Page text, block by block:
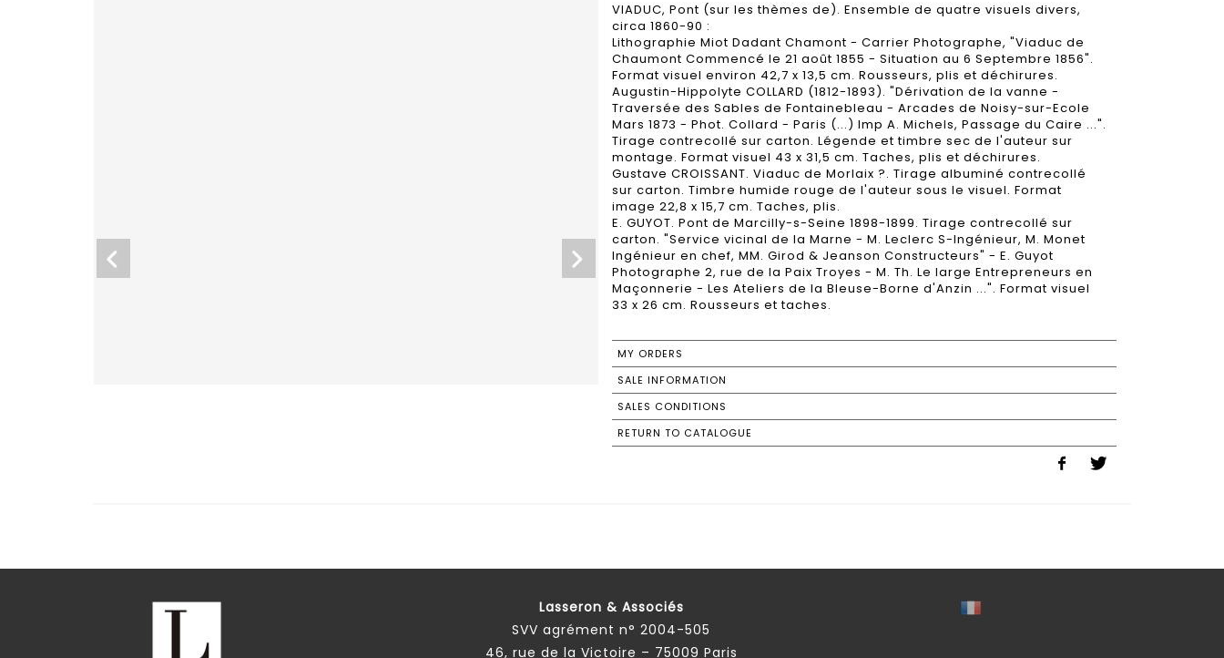
VIADUC, Pont (sur les thèmes de). Ensemble de quatre visuels divers,
circa 1860-90 :
Lithographie Miot Dadant Chamont - Carrier Photographe, "Viaduc de
Chaumont Commencé le 21 août 1855 - Situation au 6 Septembre 1856".
Format visuel environ 42,7 x 13,5 cm. Rousseurs, plis et déchirures.
Augustin-Hippolyte COLLARD (1812-1893). "Dérivation de la vanne -
Traversée des Sables de Fontainebleau - Arcades de Noisy-sur-Ecole
Mars 1873 - Phot. Collard - Paris (...) Imp A. Michels, Passage du Caire ...".
Tirage contrecollé sur carton. Légende et timbre sec de l'auteur sur
montage. Format visuel 43 x 31,5 cm. Taches, plis et déchirures.
Gustave CROISSANT. Viaduc de Morlaix ?. Tirage albuminé contrecollé
sur carton. Timbre humide rouge de l'auteur sous le visuel. Format
image 22,8 x 15,7 cm. Taches, plis.
E. GUYOT. Pont de Marcilly-s-Seine 1898-1899. Tirage contrecollé sur
carton. "Service vicinal de la Marne - M. Leclerc S-Ingénieur, M. Monet
Ingénieur en chef, MM. Girod & Jeanson Constructeurs" - E. Guyot
Photographe 2, rue de la Paix Troyes - M. Th. Le large Entrepreneurs en
Maçonnerie - Les Ateliers de la Bleuse-Borne d'Anzin ...". Format visuel
33 x 26 cm. Rousseurs et taches.
MY ORDERS
SALE INFORMATION
SALES CONDITIONS
RETURN TO CATALOGUE
Lasseron & Associés
SVV agrément n° 2004-505
46, rue de la Victoire – 75009 Paris